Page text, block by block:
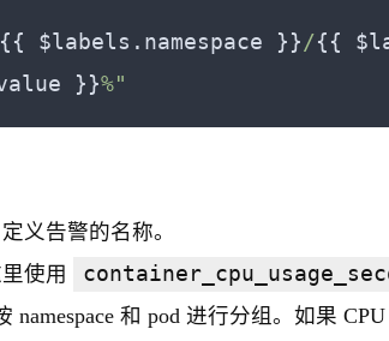
{{ $labels.namespace }} /{{
}}%"
义告警的名称。
使用
namespace 和 pod 进行分组。如果